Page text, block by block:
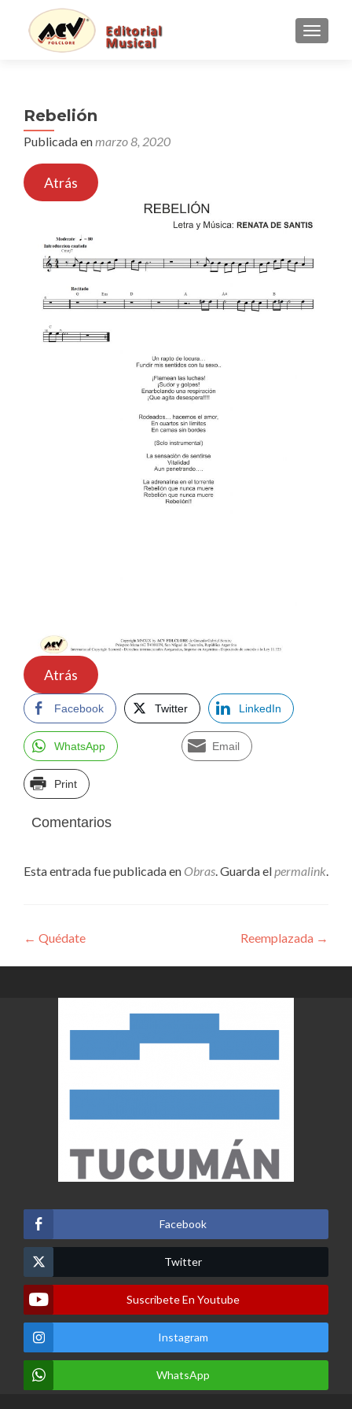
Rebelión
Publicada enmarzo 8, 2020
Atrás
Atrás
Facebook Twitter LinkedIn
WhatsApp Email
Print
Comentarios
Esta entrada fue publicada en Obras. Guarda elpermalink.
Navegación
de
entradas
← Quédate Reemplazada →
Facebook
Twitter
Suscribete En Youtube
Instagram
WhatsApp